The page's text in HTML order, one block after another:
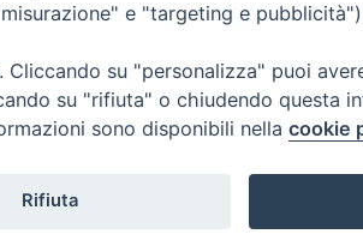
e "targeting e
su "personalizza" puoi
su "rifiuta" o chiudendo questa
sono disponibili nella cookie
Rifiuta